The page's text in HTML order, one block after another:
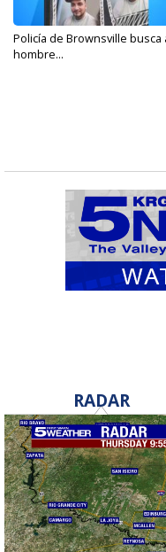
Policía de Brownsville busca
hombre...
RADAR